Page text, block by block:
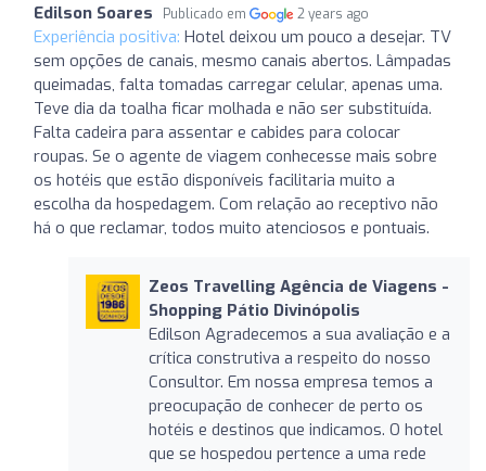
Edilson Soares Publicado em 2 years ago
Experiência positiva: Hotel deixou um pouco a desejar. TV
sem opções de canais, mesmo canais abertos. Lâmpadas
queimadas, falta tomadas carregar celular, apenas uma.
Teve dia da toalha ficar molhada e não ser substituída.
Falta cadeira para assentar e cabides para colocar
roupas. Se o agente de viagem conhecesse mais sobre
os hotéis que estão disponíveis facilitaria muito a
escolha da hospedagem. Com relação ao receptivo não
há o que reclamar, todos muito atenciosos e pontuais.
Zeos Travelling Agência de Viagens -
Shopping Pátio Divinópolis
Edilson Agradecemos a sua avaliação e a
crítica construtiva a respeito do nosso
Consultor. Em nossa empresa temos a
preocupação de conhecer de perto os
hotéis e destinos que indicamos. O hotel
que se hospedou pertence a uma rede